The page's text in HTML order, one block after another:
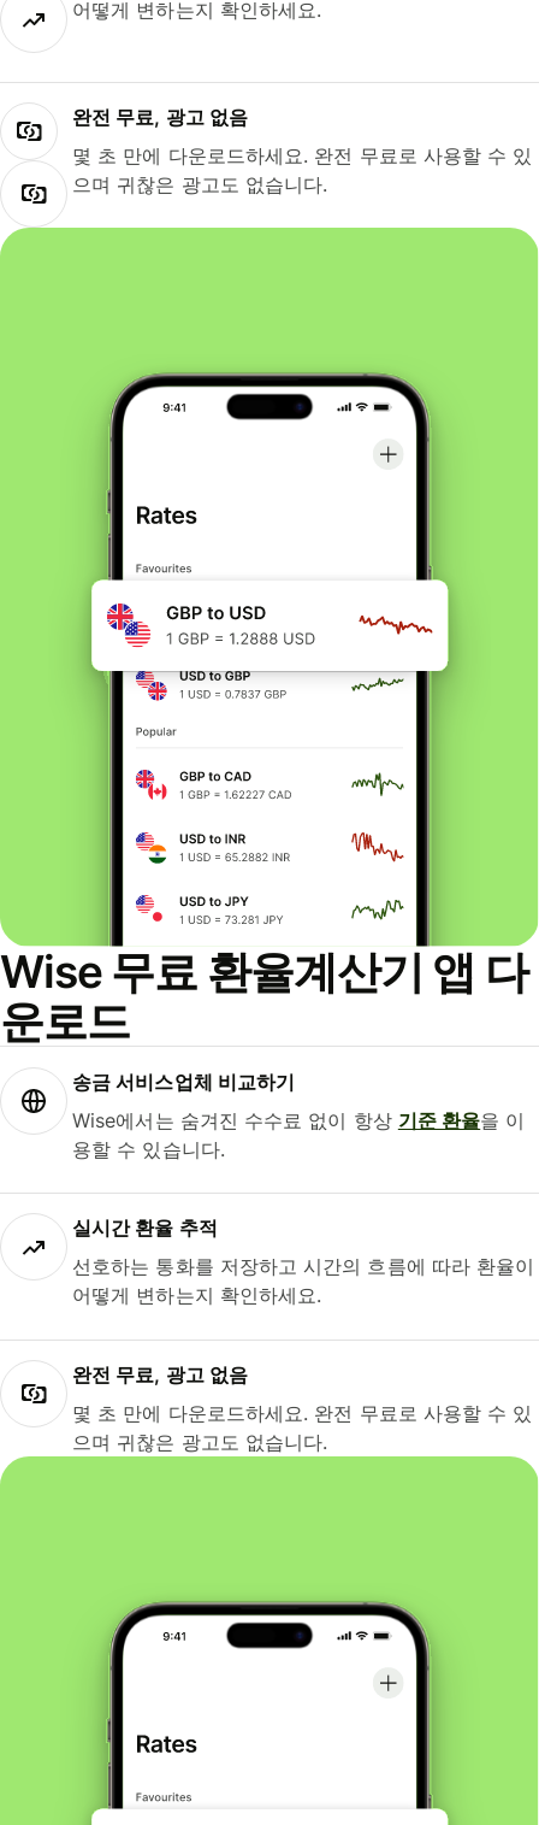
어떻게 변하는지 확인하세요.
완전 무료, 광고 없음
몇 초 만에 다운로드하세요. 완전 무료로 사용할 수 있
으며 귀찮은 광고도 없습니다.
Wise 무료 환율계산기 앱 다
운로드
송금 서비스업체 비교하기
Wise에서는 숨겨진 수수료 없이 항상 기준 환율을 이
용할 수 있습니다.
실시간 환율 추적
선호하는 통화를 저장하고 시간의 흐름에 따라 환율이
어떻게 변하는지 확인하세요.
완전 무료, 광고 없음
몇 초 만에 다운로드하세요. 완전 무료로 사용할 수 있
으며 귀찮은 광고도 없습니다.